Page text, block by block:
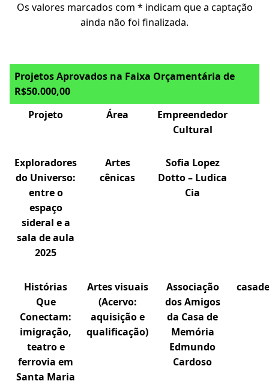
Os valores marcados com * indicam que a captação
ainda não foi finalizada.
Projetos Aprovados na Faixa Orçamentária de
R$50.000,00
Projeto
Área
Empreendedor
Cultural
Exploradores
do Universo:
entre o
espaço
sideral e a
sala de aula
2025
Artes
cênicas
Sofia Lopez
Dotto – Ludica
Cia
Histórias
Que
Conectam:
imigração,
teatro e
ferrovia em
Santa Maria
Artes visuais
(Acervo:
aquisição e
qualificação)
Associação
dos Amigos
da Casa de
Memória
Edmundo
Cardoso